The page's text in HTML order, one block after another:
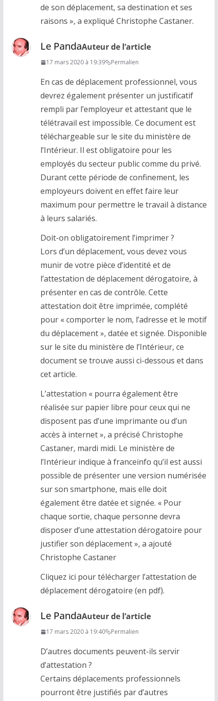
de son déplacement, sa destination et ses
raisons », a expliqué Christophe Castaner.
Le PandaAuteur de l’article
17 mars 2020 à 19:39 Permalien
En cas de déplacement professionnel, vous
devrez également présenter un justificatif
rempli par l’employeur et attestant que le
télétravail est impossible. Ce document est
téléchargeable sur le site du ministère de
l’Intérieur. Il est obligatoire pour les
employés du secteur public comme du privé.
Durant cette période de confinement, les
employeurs doivent en effet faire leur
maximum pour permettre le travail à distance
à leurs salariés.
Doit-on obligatoirement l’imprimer ?
Lors d’un déplacement, vous devez vous
munir de votre pièce d’identité et de
l’attestation de déplacement dérogatoire, à
présenter en cas de contrôle. Cette
attestation doit être imprimée, complété
pour « comporter le nom, l’adresse et le motif
du déplacement », datée et signée. Disponible
sur le site du ministère de l’Intérieur, ce
document se trouve aussi ci-dessous et dans
cet article.
L’attestation « pourra également être
réalisée sur papier libre pour ceux qui ne
disposent pas d’une imprimante ou d’un
accès à internet », a précisé Christophe
Castaner, mardi midi. Le ministère de
l’Intérieur indique à franceinfo qu’il est aussi
possible de présenter une version numérisée
sur son smartphone, mais elle doit
également être datée et signée. « Pour
chaque sortie, chaque personne devra
disposer d’une attestation dérogatoire pour
justifier son déplacement », a ajouté
Christophe Castaner
Cliquez ici pour télécharger l’attestation de
déplacement dérogatoire (en pdf).
Le PandaAuteur de l’article
17 mars 2020 à 19:40 Permalien
D’autres documents peuvent-ils servir
d’attestation ?
Certains déplacements professionnels
pourront être justifiés par d’autres